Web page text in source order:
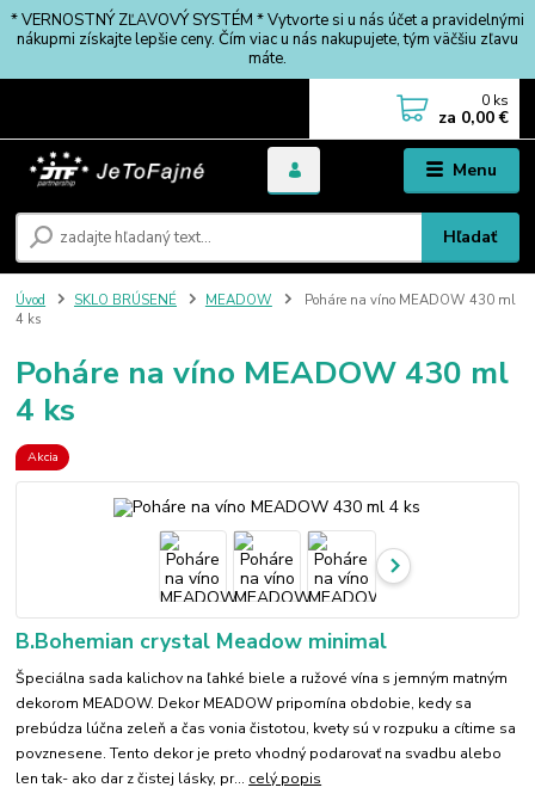
* VERNOSTNÝ ZĽAVOVÝ SYSTÉM * Vytvorte si u nás účet a pravidelnými
nákupmi získajte lepšie ceny. Čím viac u nás nakupujete, tým väčšiu zľavu
máte.
Menu
Hľadať
0 ks
za 0,00 €
Úvod SKLO BRÚSENÉ MEADOW
Poháre na víno MEADOW 430 ml
4 ks
Poháre na víno MEADOW 430 ml
4 ks
Akcia
B.Bohemian crystal Meadow minimal
Špeciálna sada kalichov na ľahké biele a ružové vína s jemným matným
dekorom MEADOW. Dekor MEADOW pripomína obdobie, kedy sa
prebúdza lúčna zeleň a čas vonia čistotou, kvety sú v rozpuku a cítime sa
povznesene. Tento dekor je preto vhodný podarovať na svadbu alebo
len tak- ako dar z čistej lásky, pr... celý popis